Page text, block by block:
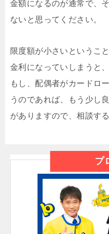
金額になるのが通常で、
ないと思ってください。
限度額が小さいというこ
金利になっていしまうと
もし、配偶者がカードロ
うのであれば、もう少し
がありますので、相談す
プ